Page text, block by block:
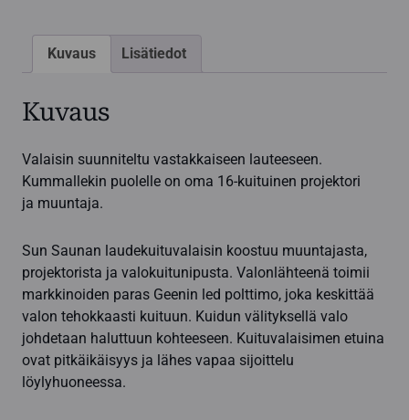
määräKuvaus Lisätiedot
Kuvaus
Valaisin suunniteltu vastakkaiseen lauteeseen.
Kummallekin puolelle on oma 16-kuituinen projektori
ja muuntaja.
Sun Saunan laudekuituvalaisin koostuu muuntajasta,
projektorista ja valokuitunipusta. Valonlähteenä toimii
markkinoiden paras Geenin led polttimo, joka keskittää
valon tehokkaasti kuituun. Kuidun välityksellä valo
johdetaan haluttuun kohteeseen. Kuituvalaisimen etuina
ovat pitkäikäisyys ja lähes vapaa sijoittelu
löylyhuoneessa.